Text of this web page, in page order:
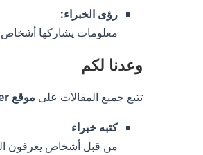
رؤى الخبراء:
معلومات يشاركها أشخاص
وعدنا لكم
تتبع جميع المقالات على موقع Saudi Wiser
كتبه خبراء
من قبل أشخاص يعرفون